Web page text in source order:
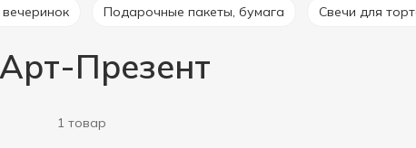
вечеринок Подарочные пакеты, бумага Свечи для
Презент
1 товар